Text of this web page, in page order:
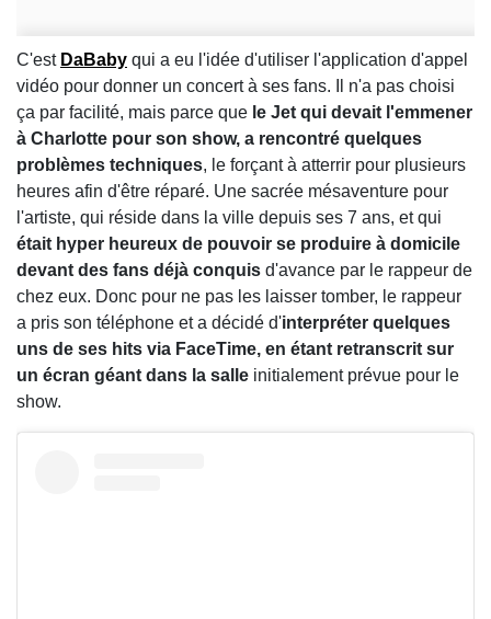
C'est DaBaby qui a eu l'idée d'utiliser l'application d'appel
vidéo pour donner un concert à ses fans. Il n'a pas choisi
ça par facilité, mais parce que le Jet qui devait l'emmener
à Charlotte pour son show, a rencontré quelques
problèmes techniques, le forçant à atterrir pour plusieurs
heures afin d'être réparé. Une sacrée mésaventure pour
l'artiste, qui réside dans la ville depuis ses 7 ans, et qui
était hyper heureux de pouvoir se produire à domicile
devant des fans déjà conquis d'avance par le rappeur de
chez eux. Donc pour ne pas les laisser tomber, le rappeur
a pris son téléphone et a décidé d'interpréter quelques
uns de ses hits via FaceTime, en étant retranscrit sur
un écran géant dans la salle initialement prévue pour le
show.